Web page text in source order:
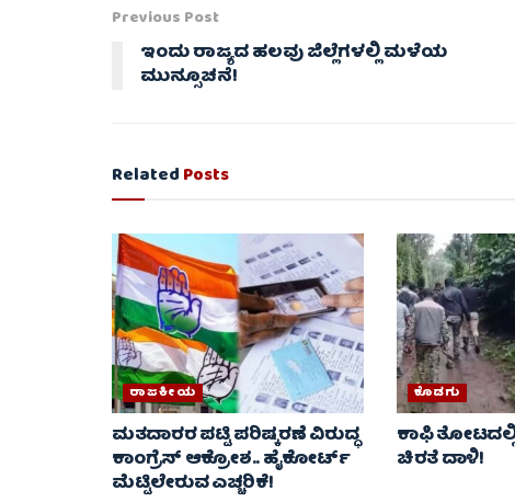
Previous Post
ಇಂದು ರಾಜ್ಯದ ಹಲವು ಜಿಲ್ಲೆಗಳಲ್ಲಿ ಮಳೆಯ
ಮುನ್ಸೂಚನೆ!
RelatedPosts
ರಾಜಕೀಯ
ಮತದಾರರ ಪಟ್ಟಿ ಪರಿಷ್ಕರಣೆ ವಿರುದ್ಧ
ಕಾಂಗ್ರೆಸ್ ಆಕ್ರೋಶ.. ಹೈಕೋರ್ಟ್
ಮೆಟ್ಟಿಲೇರುವ ಎಚ್ಚರಿಕೆ!
ಕೊಡಗು
ಕಾಫಿ
ಚಿರತೆ ದಾಳಿ!